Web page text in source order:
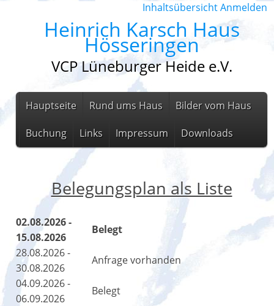
InhaltsübersichtAnmelden
Heinrich Karsch Haus
Hösseringen
VCP Lüneburger Heide e.V.
Hauptseite Rund ums Haus Bilder vom Haus
Buchung Links Impressum Downloads
Belegungsplan als Liste
02.08.2026 -
15.08.2026
Belegt
28.08.2026 -
30.08.2026
Anfrage vorhanden
04.09.2026 -
06.09.2026
Belegt